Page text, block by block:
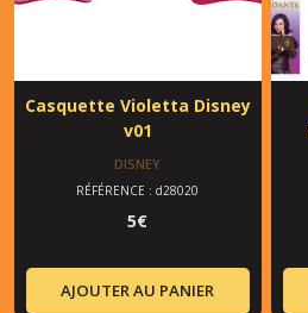
Casquette Violetta Disney
v01
DISNEY
RÉFÉRENCE : d28020
5€
AJOUTER AU PANIER